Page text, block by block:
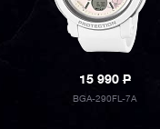
15 990P
BGA-290FL-7A